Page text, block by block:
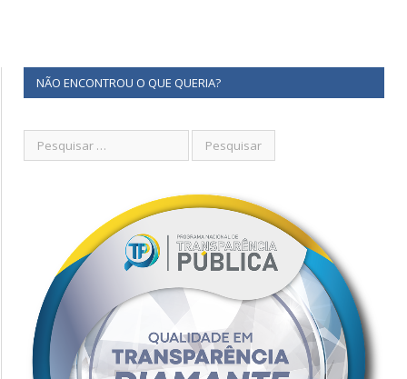
NÃO ENCONTROU O QUE QUERIA?